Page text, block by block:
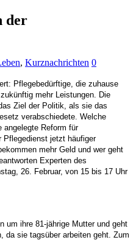
der
, Kurznachrichten 0
Pflegebedürftige, die zuhause
mehr Leistungen. Die
Ziel der Politik, als sie das
verabschiedete. Welche
angelegte Reform für
Pflegedienst jetzt häufiger
mehr Geld und wer geht
Experten des
26. Februar, von 15 bis 17 Uhr
um ihre 81-jährige Mutter und geht
da sie tagsüber arbeiten geht. Zum